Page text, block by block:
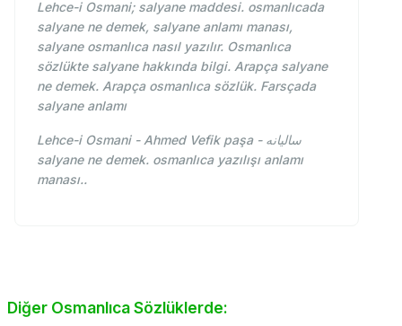
Lehce-i Osmani; salyane maddesi. osmanlıcada
salyane ne demek, salyane anlamı manası,
salyane osmanlıca nasıl yazılır. Osmanlıca
sözlükte salyane hakkında bilgi. Arapça salyane
ne demek. Arapça osmanlıca sözlük. Farsçada
salyane anlamı
Lehce-i Osmani - Ahmed Vefik paşa - ساليانه
salyane ne demek. osmanlıca yazılışı anlamı
manası..
Diğer Osmanlıca Sözlüklerde: